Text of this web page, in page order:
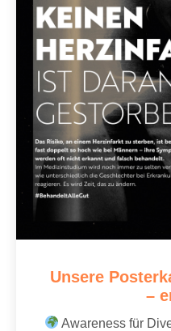
Unsere
–
Awareness für